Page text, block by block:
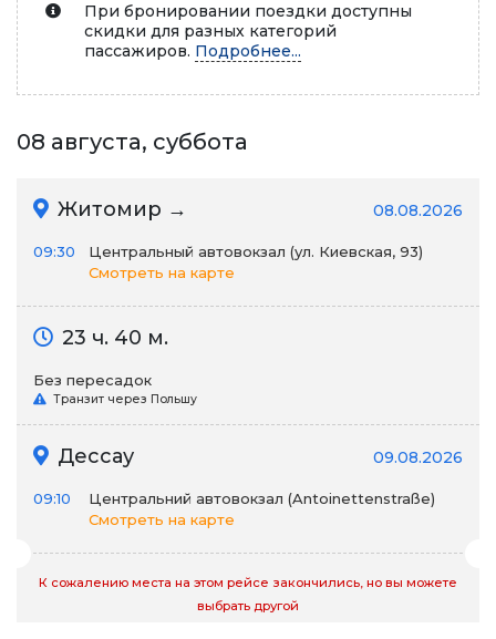
При бронировании поездки доступны
скидки для разных категорий
пассажиров. Подробнее...
08 августа, суббота
Житомир → 08.08.2026
09:30
Центральный автовокзал (ул. Киевская, 93)
Смотреть на карте
23 ч. 40 м.
Без пересадок
Транзит через Польшу
Дессау 09.08.2026
09:10
Центральний автовокзал (Antoinettenstraße)
Смотреть на карте
К сожалению места на этом рейсе закончились, но вы можете
выбрать другой